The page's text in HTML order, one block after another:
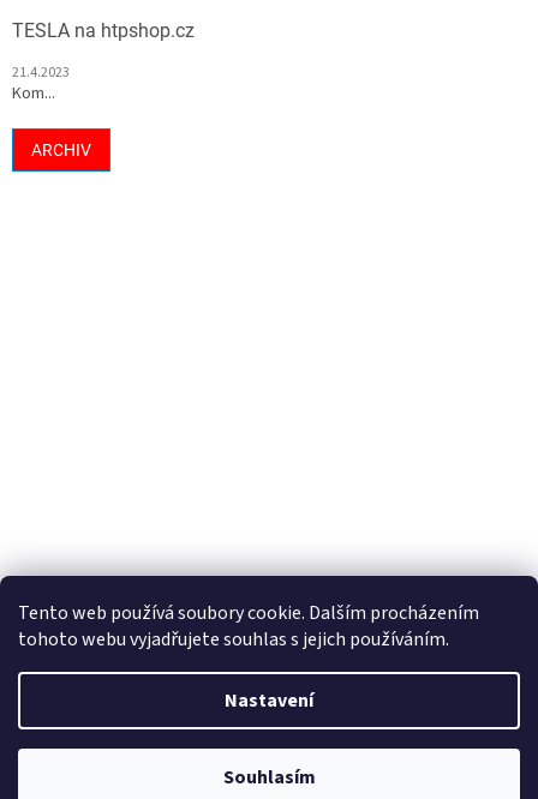
Tento web používá soubory cookie. Dalším procházením
tohoto webu vyjadřujete souhlas s jejich používáním.
Nastavení
Souhlasím
TESLA na htpshop.cz
21.4.2023
Kom...
ARCHIV
Copyright 2026Horizon Trading Prague sro. Všechna práva
vyhrazena.